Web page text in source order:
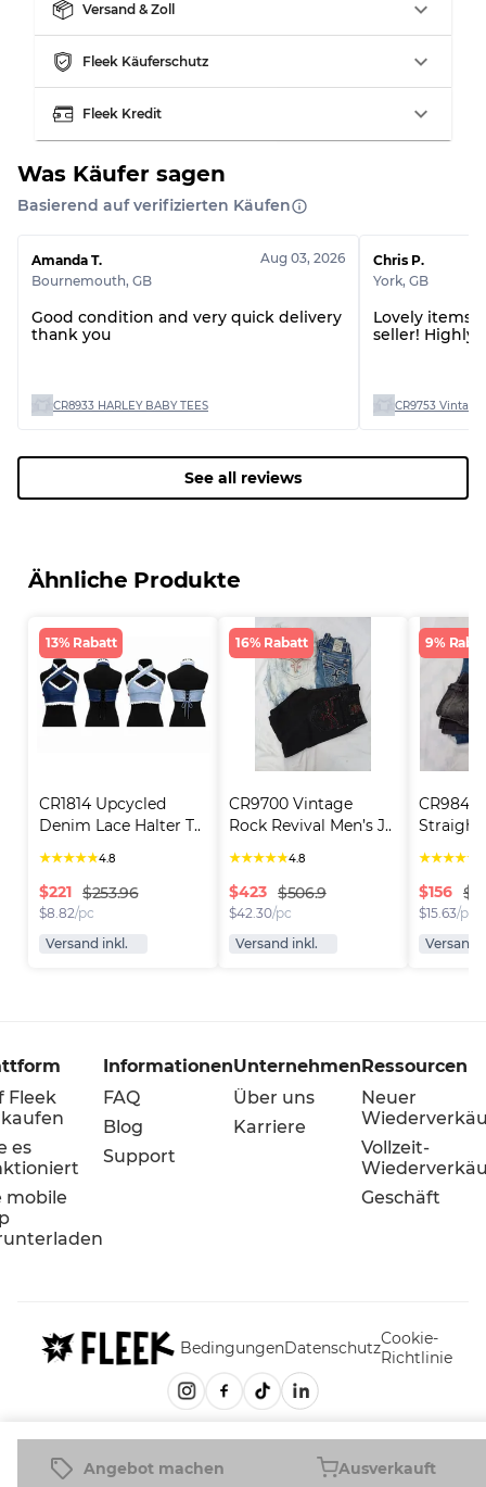
Angebot machen Ausverkauft
Note CSichtbare Abnutzung mit Flecken
Aufteilung für gemischte Ratios
Note ABC
30% A, 40% B, 30% C
Versand & Zoll
Fleek Käuferschutz
Fleek Kredit
Was Käufer sagen
Basierend auf verifizierten Käufen
Amanda T.
Bournemouth, GB
Aug 03, 2026
Good condition and very quick delivery
thank you
CR8933 HARLEY BABY TEES
Chris P.
York, GB
Lovely items!
seller! Highly
CR9753
See all reviews
Ähnliche Produkte
13% Rabatt
CR1814 Upcycled
Denim Lace Halter T..
★★★★★4.8
$221 $253.96
$8.82/pc
Versand inkl.
16% Rabatt
CR9700 Vintage
Rock Revival Men’s J..
★★★★★4.8
$423 $506.9
$42.30/pc
Versand inkl.
9%
CR9848
Straight
★★★★★
$156
$15.63/pc
Versand
Fleek
es
mobile
Informationen
FAQ
Blog
Support
Unternehmen
Über uns
Karriere
Ressourcen
Neuer
Vollzeit-
Geschäft
BedingungenDatenschutzCookie-
Richtlinie